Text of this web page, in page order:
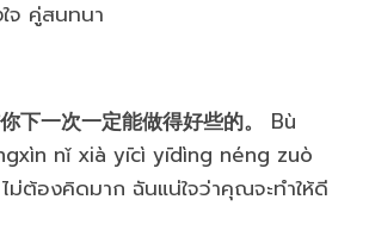
จ คู่สนทนา
下一次一定能做得好些的。
Bù
nǐ xià yīcì yīdìng néng zuò
ต้องคิดมาก ฉันแน่ใจว่าคุณจะทำให้ดี